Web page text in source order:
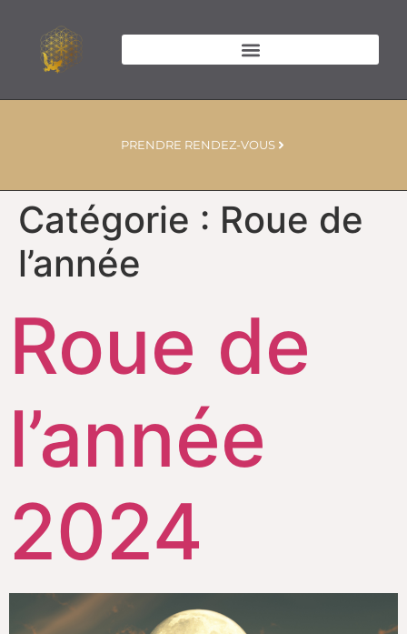
PRENDRE RENDEZ-VOUS
Catégorie : Roue de
l’année
Roue de
l’année
2024